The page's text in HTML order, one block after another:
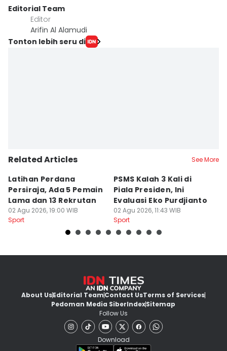
Editorial Team
Editor
Arifin Al Alamudi
Tonton lebih seru di
Related Articles See More
Latihan Perdana
Persiraja, Ada 5 Pemain
Lama dan 13 Rekrutan
02 Agu 2026, 19:00 WIB
Sport
PSMS Kalah 3 Kali di
Piala Presiden, Ini
Evaluasi Eko Purdjianto
02 Agu 2026, 11:43 WIB
Sport
About UsEditorial TeamContact UsTerms of Services
Pedoman Media SiberIndexSitemap
Follow Us
Download